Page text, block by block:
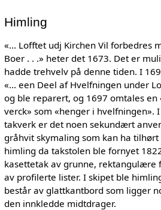
Himling
«... Lofftet udj Kirchen Vil forbedres
Boer . . .» heter det 1673. Det er
hadde trehvelv på denne tiden. I
«... een Deel af Hvelfningen under
og ble reparert, og 1697 omtales en
verck» som «henger i hvelfningen».
takverk er det noen sekundært
gråhvit skymaling som kan ha
himling da takstolen ble fornyet
kasettetak av grunne,
av profilerte lister. I skipet ble
består av glattkantbord som ligger
den innkledde midtdrager.